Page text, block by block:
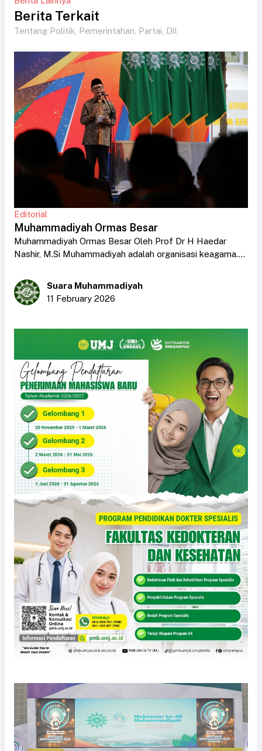
Berita Terkait
Tentang Politik, Pemerintahan, Partai, Dll
Editorial
Muhammadiyah Ormas Besar
Muhammadiyah Ormas Besar Oleh Prof Dr H Haedar
Nashir, M.Si Muhammadiyah adalah organisasi keagama....
Suara Muhammadiyah
11 February 2026